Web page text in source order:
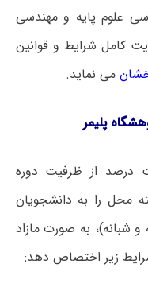
علوم پایه و مهندسی
کامل شرایط و قوانین
می نماید.
درصد از ظرفیت دوره
محل را به دانشجویان
شبانه)، به صورت مازاد
زیر اختصاص دهد: